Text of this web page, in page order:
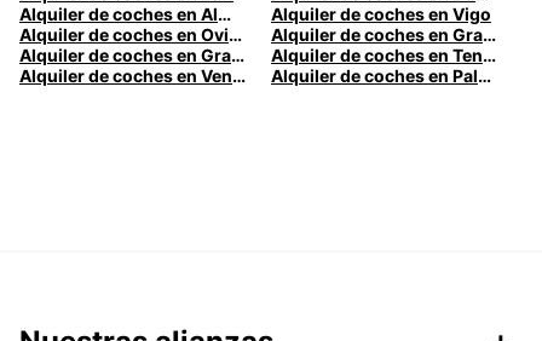
Alquiler de coches en Almería
Alquiler de coches en Vigo
Alquiler de coches en Oviedo
Alquiler de coches en Granada
Alquiler de coches en Gran Canaria
Alquiler de coches en Tenerife
Alquiler de coches en Venecia
Alquiler de coches en Palermo